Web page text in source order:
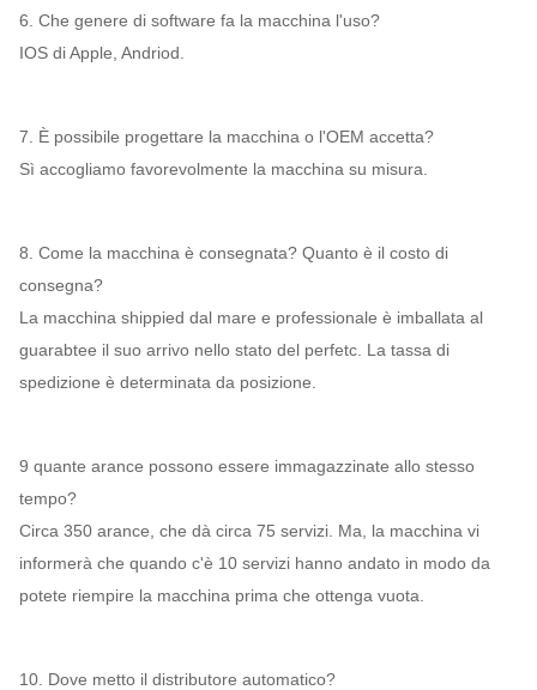
6. Che genere di software fa la macchina l'uso?
IOS di Apple, Andriod.
7. È possibile progettare la macchina o l'OEM accetta?
Sì accogliamo favorevolmente la macchina su misura.
8. Come la macchina è consegnata? Quanto è il costo di
consegna?
La macchina shippied dal mare e professionale è imballata al
guarabtee il suo arrivo nello stato del perfetc. La tassa di
spedizione è determinata da posizione.
9 quante arance possono essere immagazzinate allo stesso
tempo?
Circa 350 arance, che dà circa 75 servizi. Ma, la macchina vi
informerà che quando c'è 10 servizi hanno andato in modo da
potete riempire la macchina prima che ottenga vuota.
10. Dove metto il distributore automatico?